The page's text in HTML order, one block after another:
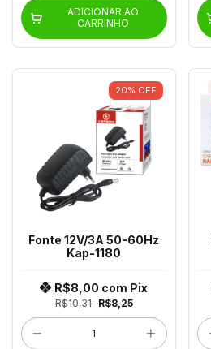
ADICIONAR AO
CARRINHO
20% OFF
Fonte 12V/3A 50-60Hz
Kap-1180
R$10,31 R$8,25
R$8,00 com Pix